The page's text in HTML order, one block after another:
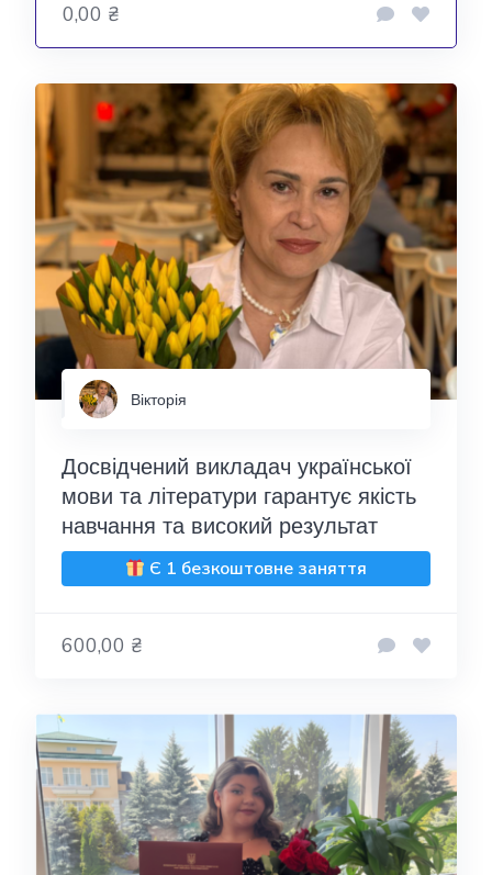
0,00 ₴
Вікторія
Досвідчений викладач української
мови та літератури гарантує якість
навчання та високий результат
Є 1 безкоштовне заняття
600,00 ₴